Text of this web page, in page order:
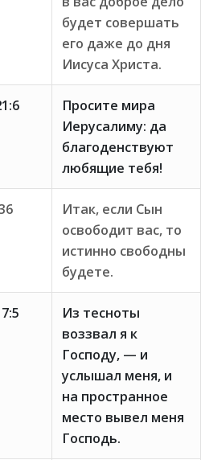
будет совершать
его даже до дня
Иисуса Христа.
Просите мира
Иерусалиму: да
благоденствуют
любящие тебя!
Итак, если Сын
освободит вас, то
истинно свободны
будете.
Из тесноты
воззвал я к
Господу, — и
услышал меня, и
на пространное
место вывел меня
Господь.